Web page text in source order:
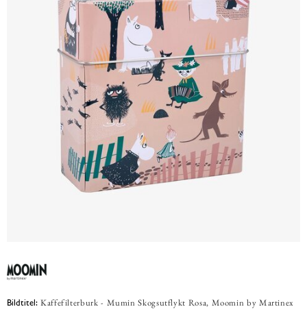
Bildtitel: Kaffefilterburk - Mumin Skogsutflykt Rosa, Moomin by Martinex